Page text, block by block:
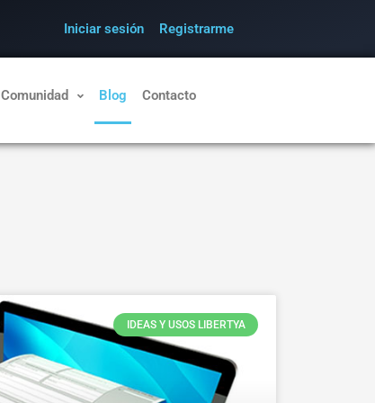
Iniciar sesión Registrarme
Comunidad Blog Contacto
IDEAS Y USOS LIBERTYA